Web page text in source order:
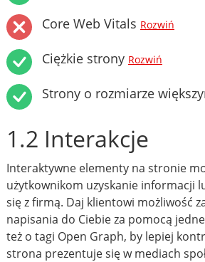
Core Web Vitals Rozwiń
Ciężkie strony Rozwiń
Strony o rozmiarze
1.2 Interakcje
Interaktywne elementy na stronie
użytkownikom uzyskanie informacji
się z firmą. Daj klientowi możliwość
napisania do Ciebie za pomocą
też o tagi Open Graph, by lepiej
strona prezentuje się w mediach